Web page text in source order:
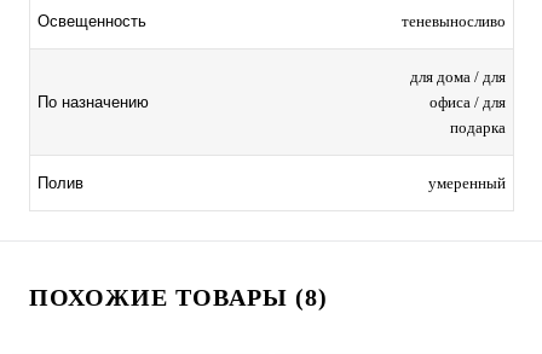
Освещенность теневыносливо
По назначению
для дома / для
офиса / для
подарка
Полив умеренный
ПОХОЖИЕ ТОВАРЫ (8)